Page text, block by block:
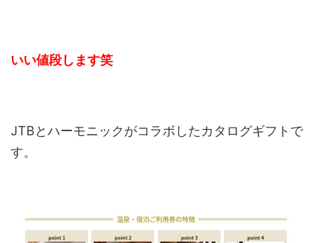
いい値段します笑
JTBとハーモニックがコラボしたカタログギフトで
す。